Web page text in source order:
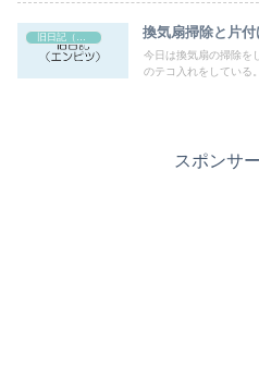
換気扇掃除と片付
今日は換気扇の掃除を
のテコ入れをしている
スポンサ